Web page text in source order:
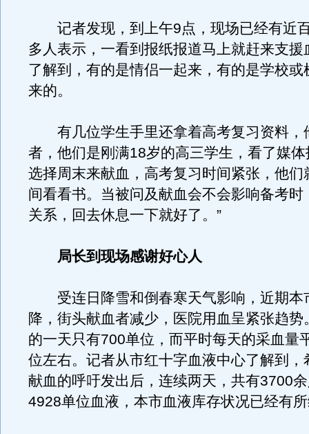
记者发现，到上午9点，现场已经有近
多人表示，一看到报纸报道马上就赶来支援
了解到，有的是情侣一起来，有的是学校或
来的。
有几位学生手里还拿着高考复习资料，
者，他们是刚满18岁的高三学生，看了媒
选择周末来献血，高考复习时间紧张，他们
间看看书。当被问及献血会不会影响备考时
关系，回去休息一下就好了。”
局长到现场感谢好心人
受连日降雪和倒春寒天气影响，近期本
降，街头献血者减少，医院用血呈紧张趋势
的一天只有700单位，而平时每天的采血量
位左右。记者从市红十字血液中心了解到，
献血的呼吁发出后，连续两天，共有3700
4928单位血液，本市血液库存状况已经有